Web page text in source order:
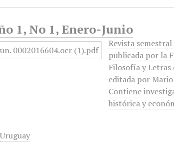
1, No 1, Enero-Junio
Revista
publicada por la
Filosofía y Letras
editada por
Contiene
histórica y
Uruguay